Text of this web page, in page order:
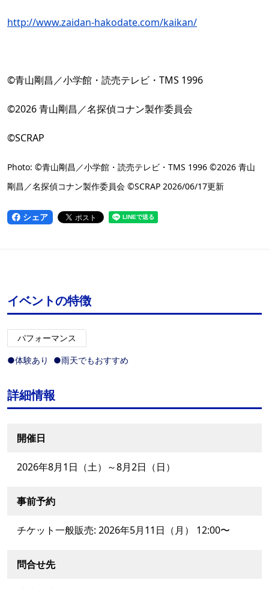
http://www.zaidan-hakodate.com/kaikan/
©青山剛昌／小学館・読売テレビ・TMS 1996
©2026 青山剛昌／名探偵コナン製作委員会
©SCRAP
Photo: ©青山剛昌／小学館・読売テレビ・TMS 1996 ©2026 青山
剛昌／名探偵コナン製作委員会 ©SCRAP 2026/06/17更新
シェア
イベントの特徴
パフォーマンス
●体験あり
●雨天でもおすすめ
詳細情報
開催日
2026年8月1日（土）～8月2日（日）
事前予約
チケット一般販売: 2026年5月11日（月） 12:00〜
問合せ先